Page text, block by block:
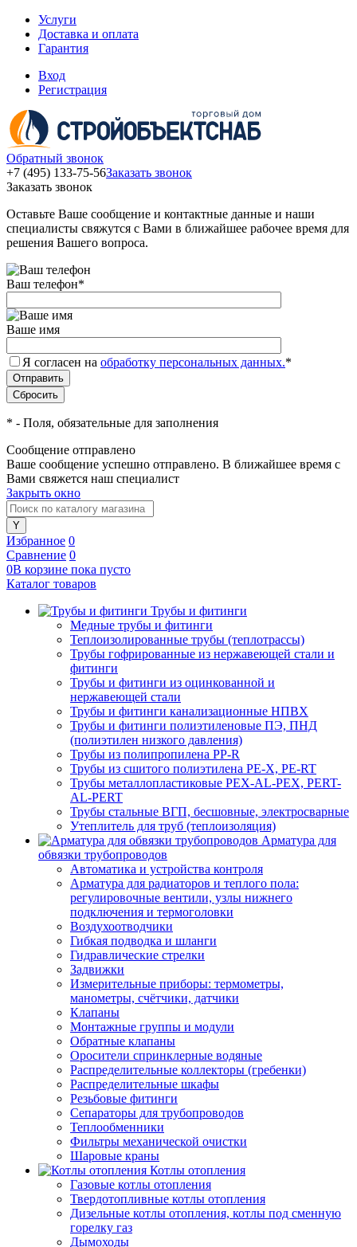
Услуги
Доставка и оплата
Гарантия
Вход
Регистрация
Обратный звонок
+7 (495) 133-75-56Заказать звонок
Заказать звонок
Оставьте Ваше сообщение и контактные данные и наши
специалисты свяжутся с Вами в ближайшее рабочее время для
решения Вашего вопроса.
Ваш телефон*
Ваше имя
Я согласен на обработку персональных данных.*
* - Поля, обязательные для заполнения
Сообщение отправлено
Ваше сообщение успешно отправлено. В ближайшее время с
Вами свяжется наш специалист
Закрыть окно
Избранное 0
Сравнение 0
0В корзине пока пусто
Каталог товаров
Трубы и фитинги
Медные трубы и фитинги
Теплоизолированные трубы (теплотрассы)
Трубы гофрированные из нержавеющей стали и
фитинги
Трубы и фитинги из оцинкованной и
нержавеющей стали
Трубы и фитинги канализационные НПВХ
Трубы и фитинги полиэтиленовые ПЭ, ПНД
(полиэтилен низкого давления)
Трубы из полипропилена PP-R
Трубы из сшитого полиэтилена PE-X, PE-RT
Трубы металлопластиковые PEX-AL-PEX, PERT-
AL-PERT
Трубы стальные ВГП, бесшовные, электросварные
Утеплитель для труб (теплоизоляция)
Арматура для
обвязки трубопроводов
Автоматика и устройства контроля
Арматура для радиаторов и теплого пола:
регулировочные вентили, узлы нижнего
подключения и термоголовки
Воздухоотводчики
Гибкая подводка и шланги
Гидравлические стрелки
Задвижки
Измерительные приборы: термометры,
манометры, счётчики, датчики
Клапаны
Монтажные группы и модули
Обратные клапаны
Оросители спринклерные водяные
Распределительные коллекторы (гребенки)
Распределительные шкафы
Резьбовые фитинги
Сепараторы для трубопроводов
Теплообменники
Фильтры механической очистки
Шаровые краны
Котлы отопления
Газовые котлы отопления
Твердотопливные котлы отопления
Дизельные котлы отопления, котлы под сменную
горелку газ
Дымоходы